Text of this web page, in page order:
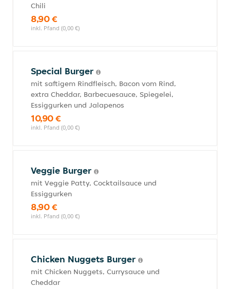
Chili
8,90 €
inkl. Pfand (0,00 €)
Special Burger
mit saftigem Rindfleisch, Bacon vom Rind,
extra Cheddar, Barbecuesauce, Spiegelei,
Essiggurken und Jalapenos
10,90 €
inkl. Pfand (0,00 €)
Veggie Burger
mit Veggie Patty, Cocktailsauce und
Essiggurken
8,90 €
inkl. Pfand (0,00 €)
Chicken Nuggets Burger
mit Chicken Nuggets, Currysauce und
Cheddar